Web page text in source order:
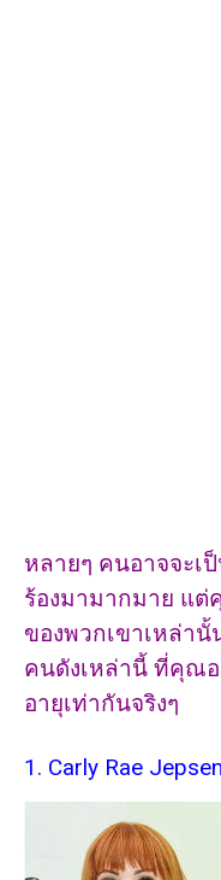
หลายๆ คนอาจจะเ
ร้องมามากมาย แต่
ของพวกเขาเหล่านั้
คนดังเหล่านี้ ที่คุณอ
อายุเท่ากันจริงๆ
1. Carly Rae